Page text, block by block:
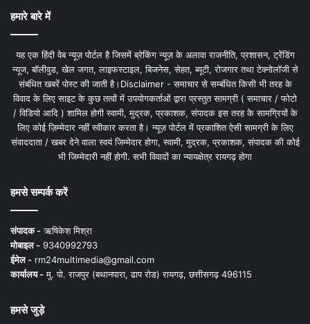
हमारे बारे में
यह एक हिंदी वेब न्यूज़ पोर्टल है जिसमें ब्रेकिंग न्यूज़ के अलावा राजनीति, प्रशासन, ट्रेंडिंग
न्यूज, बॉलीवुड, खेल जगत, लाइफस्टाइल, बिजनेस, सेहत, ब्यूटी, रोजगार तथा टेक्नोलॉजी से
संबंधित खबरें पोस्ट की जाती है।Disclaimer - समाचार से सम्बंधित किसी भी तरह के
विवाद के लिए साइट के कुछ तत्वों में उपयोगकर्ताओं द्वारा प्रस्तुत सामग्री ( समाचार / फोटो
/ विडियो आदि ) शामिल होगी स्वामी, मुद्रक, प्रकाशक, संपादक इस तरह के सामग्रियों के
लिए कोई ज़िम्मेदार नहीं स्वीकार करता है। न्यूज़ पोर्टल में प्रकाशित ऐसी सामग्री के लिए
संवाददाता / खबर देने वाला स्वयं जिम्मेदार होगा, स्वामी, मुद्रक, प्रकाशक, संपादक की कोई
भी जिम्मेदारी नहीं होगी. सभी विवादों का न्यायक्षेत्र रायगढ़ होगा
हमसे सम्पर्क करें
संपादक -ऋषिकेश मिश्रा
मोबाइल - 9340992793
ईमेल - rm24multimedia@gmail.com
कार्यालय -मु. पो. राजपुर (बथानपारा, ढाप रोड) रायगढ़, छत्तीसगढ़ 496115
हमसे जुड़े